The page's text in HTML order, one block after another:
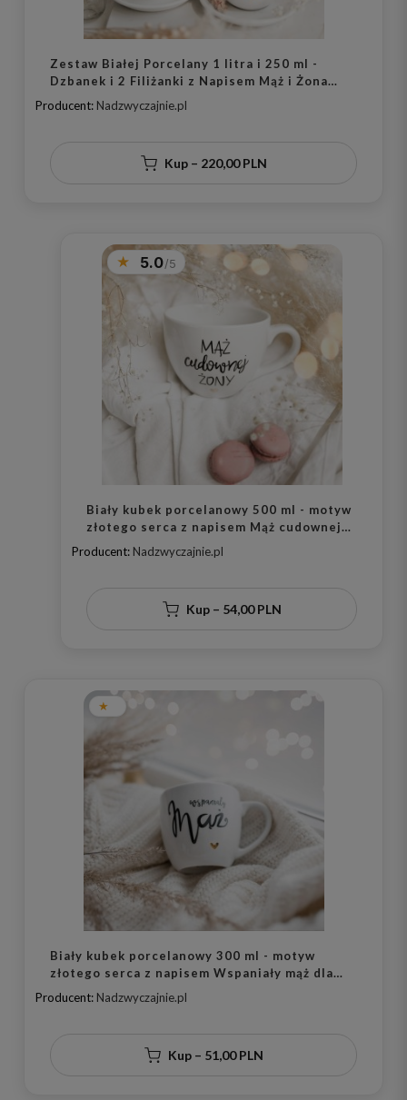
Zestaw Białej Porcelany 1 litra i 250 ml -
Dzbanek i 2 Filiżanki z Napisem Mąż i Żona
oraz Złotym Sercem na Ślub dla Pary
Producent: Nadzwyczajnie.pl
Kup – 220,00 PLN
5.0
Biały kubek porcelanowy 500 ml - motyw
złotego serca z napisem Mąż cudownej
żony dla męża na rocznicę ślubu
Producent: Nadzwyczajnie.pl
Kup – 54,00 PLN
Biały kubek porcelanowy 300 ml - motyw
złotego serca z napisem Wspaniały mąż dla
męża na rocznicę ślubu
Producent: Nadzwyczajnie.pl
Kup – 51,00 PLN